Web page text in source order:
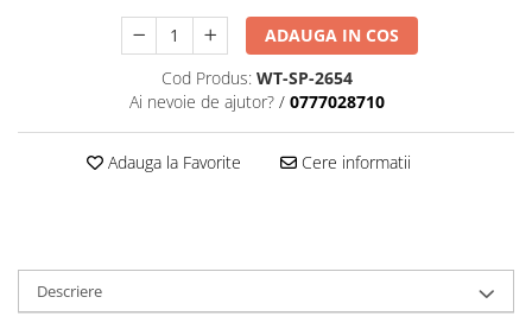
ADAUGA IN COS
Cod Produs: WT-SP-2654
Ai nevoie de ajutor? / 0777028710
Adauga la Favorite Cere informatii
Descriere